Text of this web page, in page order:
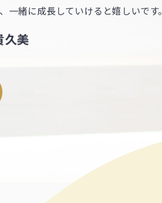
一緒に成長していけると嬉しいです。
久美